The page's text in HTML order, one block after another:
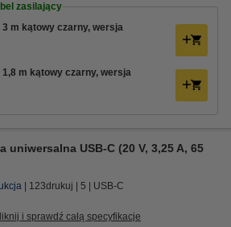
zasilający
m kątowy czarny, wersja
m kątowy czarny, wersja
uniwersalna USB-C (20 V, 3,25 A, 65
123drukuj 5 USB-C
i sprawdź całą specyfikacje